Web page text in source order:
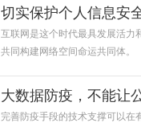
切实保护个人信息安
互联网是这个时代最具发展活力
共同构建网络空间命运共同体。
大数据防疫，不能让
完善防疫手段的技术支撑可以在